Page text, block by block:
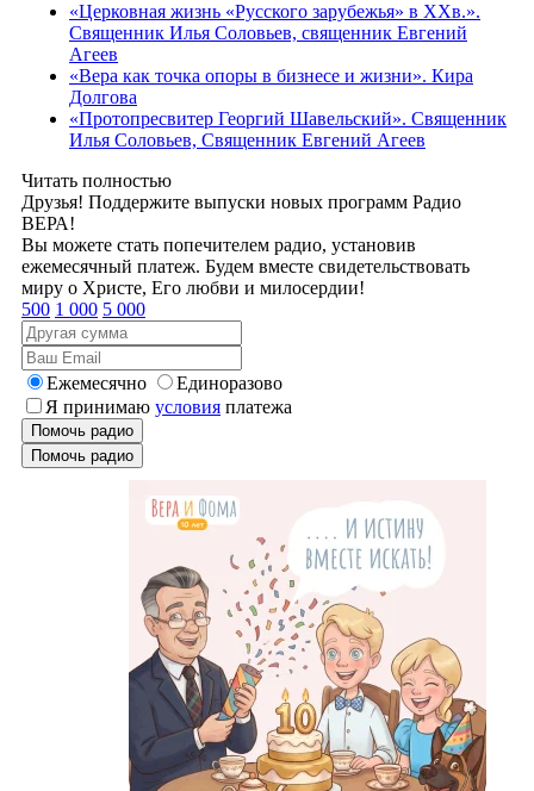
«Церковная жизнь «Русского зарубежья» в ХХв.».
Священник Илья Соловьев, священник Евгений
Агеев
«Вера как точка опоры в бизнесе и жизни». Кира
Долгова
«Протопресвитер Георгий Шавельский». Священник
Илья Соловьев, Священник Евгений Агеев
Читать полностью
Друзья! Поддержите выпуски новых программ Радио
ВЕРА!
Вы можете стать попечителем радио, установив
ежемесячный платеж. Будем вместе свидетельствовать
миру о Христе, Его любви и милосердии!
500 1 000 5 000
Ежемесячно
Единоразово
Я принимаю условия платежа
Помочь радио
Помочь радио